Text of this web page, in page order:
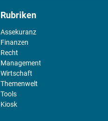
Rubriken
Assekuranz
Finanzen
Recht
Management
Wirtschaft
Themenwelt
Tools
Kiosk